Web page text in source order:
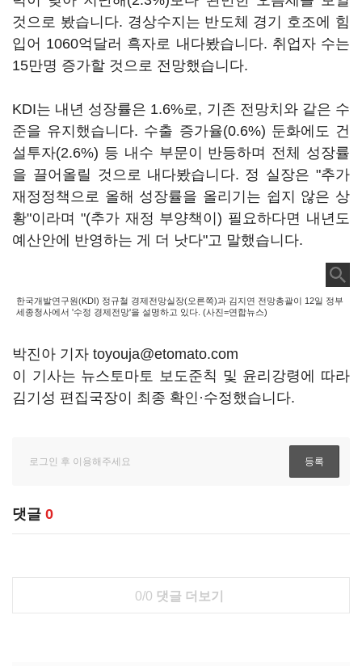
것으로 봤습니다. 경상수지는 반도체 경기 호조에 힘
입어 1060억달러 흑자로 내다봤습니다. 취업자 수는
15만명 증가할 것으로 전망했습니다.
KDI는 내년 성장률은 1.6%로, 기존 전망치와 같은 수
준을 유지했습니다. 수출 증가율(0.6%) 둔화에도 건
설투자(2.6%) 등 내수 부문이 반등하며 전체 성장률
을 끌어올릴 것으로 내다봤습니다. 정 실장은 "추가
재정정책으로 올해 성장률을 올리기는 쉽지 않은 상
황"이라며 "(추가 재정 부양책이) 필요하다면 내년도
예산안에 반영하는 게 더 낫다"고 말했습니다.
한국개발연구원(KDI) 정규철 경제전망실장(오른쪽)과 김지연 전망총괄이 12일 정부
세종청사에서 '수정 경제전망'을 설명하고 있다. (사진=연합뉴스)
박진아 기자 toyouja@etomato.com
이 기사는 뉴스토마토 보도준칙 및 윤리강령에 따라
김기성 편집국장이 최종 확인·수정했습니다.
댓글 0
0/0 댓글 더보기